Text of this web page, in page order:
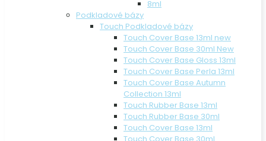
8ml
Podkladové bázy
Touch Podkladové bázy
Touch Cover Base 13ml new
Touch Cover Base 30ml New
Touch Cover Base Gloss 13ml
Touch Cover Base Perla 13ml
Touch Cover Base Autumn
Collection 13ml
Touch Rubber Base 13ml
Touch Rubber Base 30ml
Touch Cover Base 13ml